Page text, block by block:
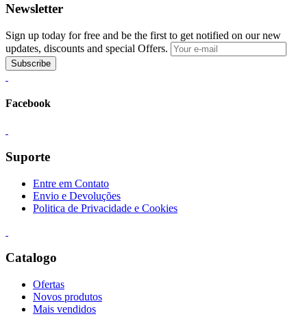
Newsletter
Sign up today for free and be the first to get notified on our new
updates, discounts and special Offers.
Subscribe
Facebook
Suporte
Entre em Contato
Envio e Devoluções
Politica de Privacidade e Cookies
Catalogo
Ofertas
Novos produtos
Mais vendidos